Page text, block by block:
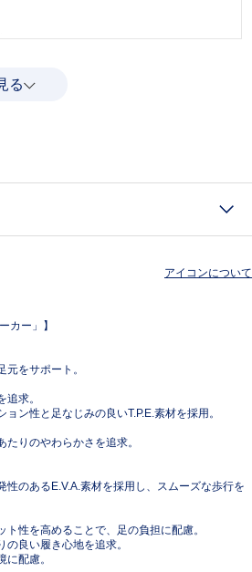
る
アイコンについて
カー」】
をサポート。
求。
ン性と足なじみの良いT.P.E.素材を採用。
りのやわらかさを追求。
性のあるE.V.A.素材を採用し、スムーズな歩行を
性を高めることで、足の負担に配慮。
良い履き心地を追求。
配慮。